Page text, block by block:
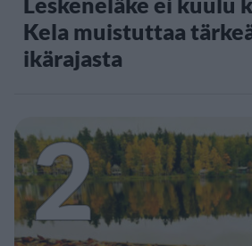
Kela muistuttaa
ikärajasta
2